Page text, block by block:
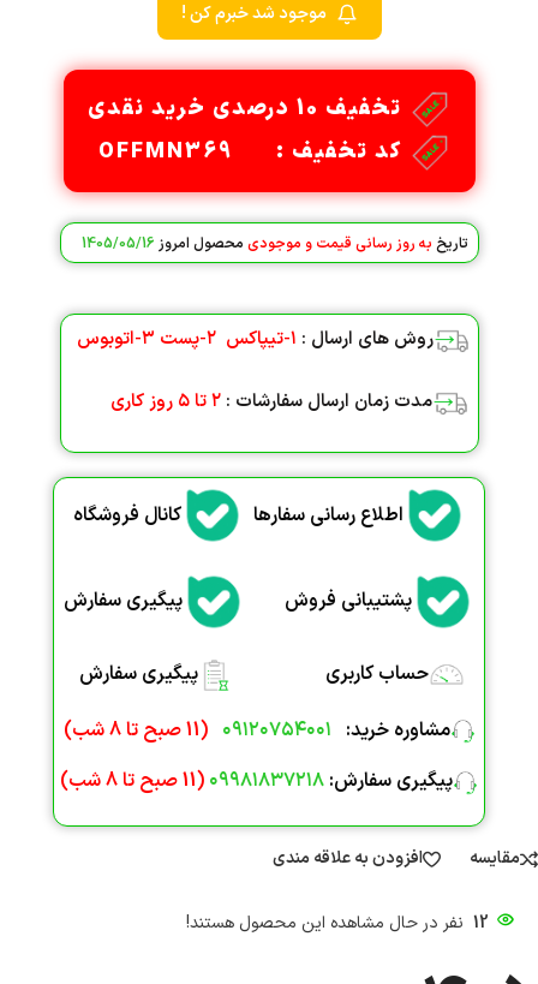
موجود شد خبرم کن !
تخفیف 10 درصدی خرید نقدی
کد تخفیف : OFFMN369
تاریخ به روز رسانی قیمت و موجودی محصول امروز 1405/05/16
روش های ارسال : ۱-تیپاکس ۲-پست ۳-اتوبوس
مدت زمان ارسال سفارشات : ۲ تا ۵ روز کاری
اطلاع رسانی سفارها کانال فروشگاه
پشتیبانی فروش پیگیری سفارش
حساب کاربری
پیگیری سفارش
مشاوره خرید: ۰۹۱۲۰۷۵۴۰۰۱ (11 صبح تا 8 شب
)
پیگیری سفارش: ۰۹۹۸۱۸۳۷۲۱۸ (11 صبح تا 8 شب )
مقایسه افزودن به علاقه مندی
12 نفر در حال مشاهده این محصول هستند!